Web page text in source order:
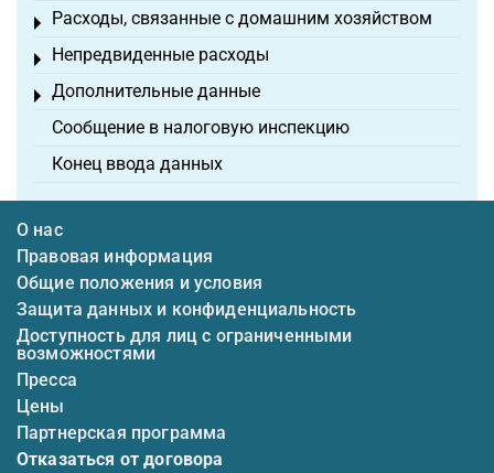
Расходы, связанные с домашним хозяйством
Toggle menu
Непредвиденные расходы
Toggle menu
Дополнительные данные
Toggle menu
Сообщение в налоговую инспекцию
Конец ввода данных
О нас
Правовая информация
Общие положения и условия
Защита данных и конфиденциальность
Доступность для лиц с ограниченными
возможностями
Пресса
Цены
Партнерская программа
Отказаться от договора